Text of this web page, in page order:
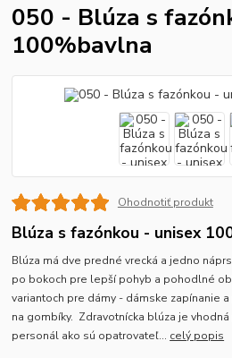
050 - Blúza s
100%bavlna
Ohodnotiť produkt
Blúza s fazónkou - unisex
Blúza má dve predné vrecká a jedno
po bokoch pre lepší pohyb a pohodlné
variantoch pre dámy - dámske zapínanie
na gombíky. Zdravotnícka blúza je
personál ako sú opatrovateľ... celý popis